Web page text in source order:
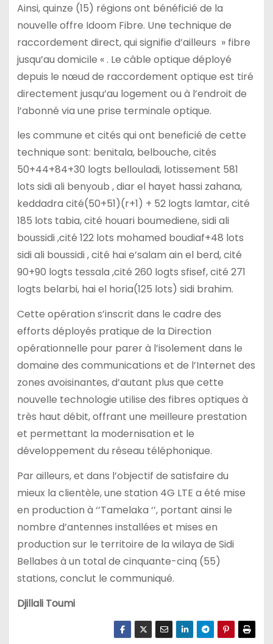
Ainsi, quinze (15) régions ont bénéficié de la
nouvelle offre Idoom Fibre. Une technique de
raccordement direct, qui signifie d’ailleurs » fibre
jusqu’au domicile « . Le câble optique déployé
depuis le nœud de raccordement optique est tiré
directement jusqu’au logement ou à l’endroit de
l’abonné via une prise terminale optique.
les commune et cités qui ont beneficié de cette
technique sont: benitala, belbouche, cités
50+44+84+30 logts bellouladi, lotissement 581
lots sidi ali benyoub , diar el hayet hassi zahana,
keddadra cité(50+51)(r+1) + 52 logts lamtar, cité
185 lots tabia, cité houari boumediene, sidi ali
boussidi ,cité 122 lots mohamed boudiaf+48 lots
sidi ali boussidi , cité hai e’salam ain el berd, cité
90+90 logts tessala ,cité 260 logts sfisef, cité 271
logts belarbi, hai el horia(125 lots) sidi brahim.
Cette opération s’inscrit dans le cadre des
efforts déployés pratique de la Direction
opérationnelle pour parer à l’isolement dans le
domaine des communications et de l’Internet des
zones avoisinantes, d’autant plus que cette
nouvelle technologie utilise des fibres optiques à
très haut débit, offrant une meilleure prestation
et permettant la modernisation et le
développement du réseau téléphonique.
Par ailleurs, et dans l’objectif de satisfaire du
mieux la clientèle, une station 4G LTE a été mise
en production à ‘’Tamelaka ‘’, portant ainsi le
nombre d’antennes installées et mises en
production sur le territoire de la wilaya de Sidi
Bellabes à un total de cinquante-cinq (55)
stations, conclut le communiqué.
Djillali Toumi